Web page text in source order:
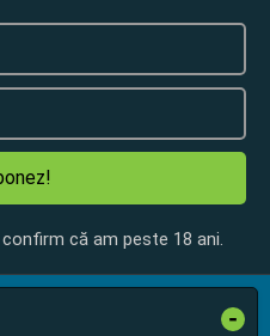
că am peste 18 ani.
-